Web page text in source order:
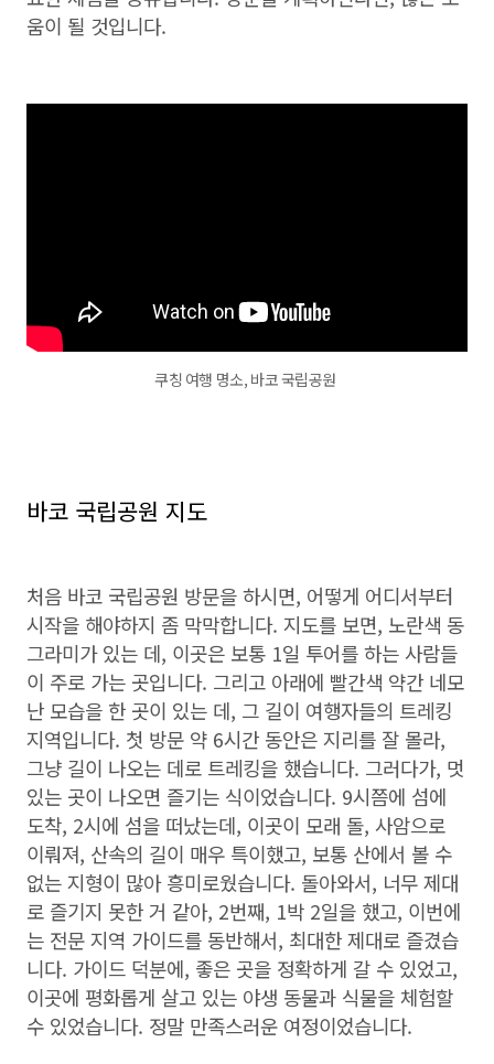
움이 될 것입니다.
쿠칭 여행 명소, 바코 국립공원
바코 국립공원 지도
처음 바코 국립공원 방문을 하시면, 어떻게 어디서부터
시작을 해야하지 좀 막막합니다. 지도를 보면, 노란색 동
그라미가 있는 데, 이곳은 보통 1일 투어를 하는 사람들
이 주로 가는 곳입니다. 그리고 아래에 빨간색 약간 네모
난 모습을 한 곳이 있는 데, 그 길이 여행자들의 트레킹
지역입니다. 첫 방문 약 6시간 동안은 지리를 잘 몰라,
그냥 길이 나오는 데로 트레킹을 했습니다. 그러다가, 멋
있는 곳이 나오면 즐기는 식이었습니다. 9시쯤에 섬에
도착, 2시에 섬을 떠났는데, 이곳이 모래 돌, 사암으로
이뤄져, 산속의 길이 매우 특이했고, 보통 산에서 볼 수
없는 지형이 많아 흥미로웠습니다. 돌아와서, 너무 제대
로 즐기지 못한 거 같아, 2번째, 1박 2일을 했고, 이번에
는 전문 지역 가이드를 동반해서, 최대한 제대로 즐겼습
니다. 가이드 덕분에, 좋은 곳을 정확하게 갈 수 있었고,
이곳에 평화롭게 살고 있는 야생 동물과 식물을 체험할
수 있었습니다. 정말 만족스러운 여정이었습니다.